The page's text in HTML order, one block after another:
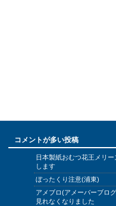
コメントが多い投稿
日本製紙おむつ花王メリ
します
ぼったくり注意(浦東)
アメブロ(アメーバーブロ
見れなくなりました